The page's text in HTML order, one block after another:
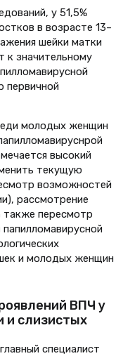
у 51,5%
в возрасте 13–
шейки матки
к значительному
первичной
молодых женщин
высокий
текущую
возможностей
рассмотрение
также пересмотр
и молодых женщин
ВПЧ у
и слизистых
специалист